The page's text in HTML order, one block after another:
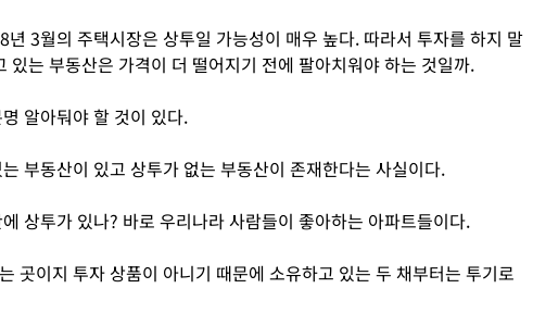
년 3월의 주택시장은 상투일 가능성이 매우 높다. 따라서 투자를 하지 말
있는 부동산은 가격이 더 떨어지기 전에 팔아치워야 하는 것일까.
알아둬야 할 것이 있다.
부동산이 있고 상투가 없는 부동산이 존재한다는 사실이다.
상투가 있나? 바로 우리나라 사람들이 좋아하는 아파트들이다.
곳이지 투자 상품이 아니기 때문에 소유하고 있는 두 채부터는 투기로